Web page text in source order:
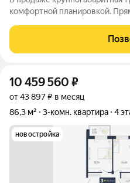
комфортной планировкой.
две спальни, в одной из
совмещенный санузел в кафеле
10 459 560 ₽
от 43 897 ₽ в месяц
86,3 м²
3-комн. квартира 4
новостройка